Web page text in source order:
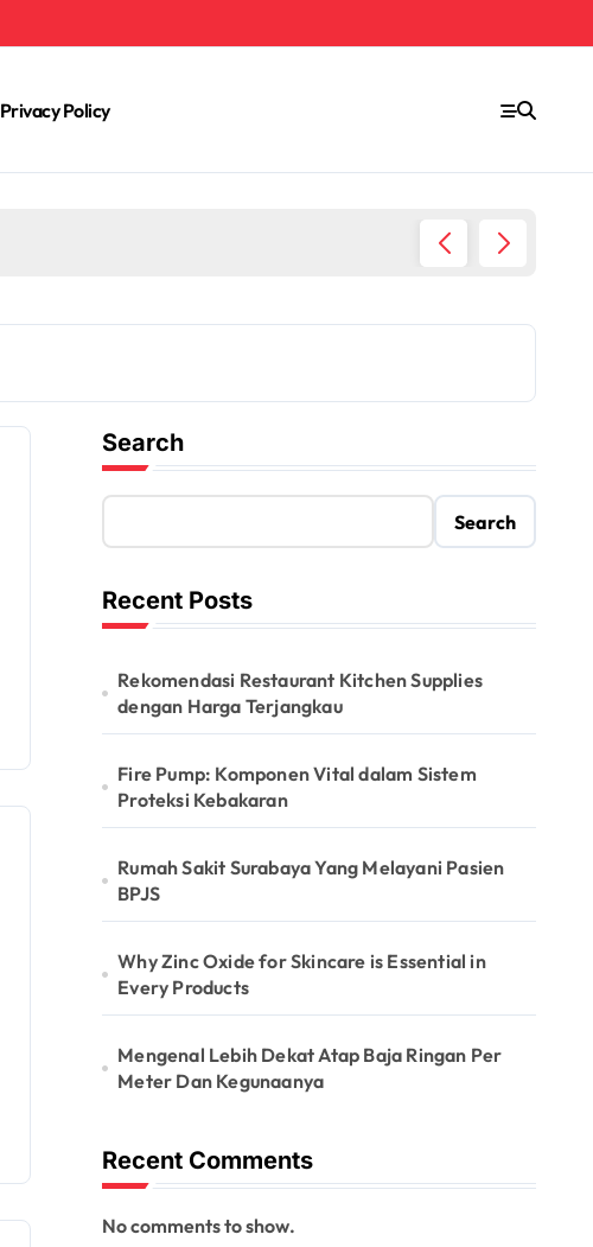
Privacy Policy
Search
Search
Recent Posts
Rekomendasi Restaurant Kitchen Supplies
dengan Harga Terjangkau
Fire Pump: Komponen Vital dalam Sistem
Proteksi Kebakaran
Rumah Sakit Surabaya Yang Melayani Pasien
BPJS
Why Zinc Oxide for Skincare is Essential in
Every Products
Mengenal Lebih Dekat Atap Baja Ringan Per
Meter Dan Kegunaanya
Recent Comments
No comments to show.